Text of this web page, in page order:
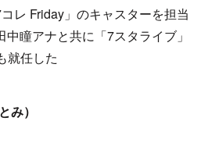
レ Friday」のキャスターを担当
瞳アナと共に「7スタライブ」
就任した
み）